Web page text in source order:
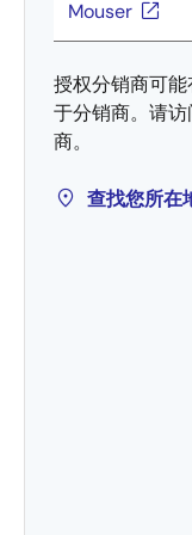
Mouser
授权分销商可
于分销商。请
商。
查找您所在